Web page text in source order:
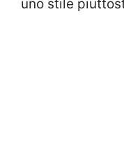
uno stile